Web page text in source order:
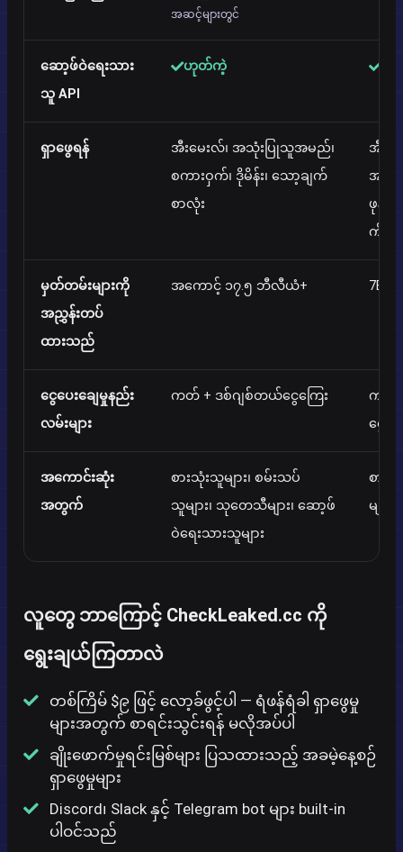
အဆင့်များတွင်
ဆော့ဖ်ဝဲရေးသား
သူ API
ဟုတ်ကဲ့
ရှာဖွေရန်
အီးမေးလ်၊ အသုံးပြုသူအမည်၊
စကားဝှက်၊ ဒိုမိန်း၊ သော့ချက်
စာလုံး
အီးမ
အမည်
ဖုန်း၊
က်ရှ်
မှတ်တမ်းများကို
အညွှန်းတပ်
ထားသည်
အကောင့် ၁၇.၅ ဘီလီယံ+ 7B+
ငွေပေးချေမှုနည်း
လမ်းများ
ကတ် + ဒစ်ဂျစ်တယ်ငွေကြေး
ကတ်
ငွေကြ
အကောင်းဆုံး
အတွက်
စားသုံးသူများ၊ စမ်းသပ်
သူများ၊ သုတေသီများ၊ ဆော့ဖ်
ဝဲရေးသားသူများ
စား
များ
လူတွေ ဘာကြောင့် CheckLeaked.cc ကို
ရွေးချယ်ကြတာလဲ
တစ်ကြိမ် $၉ ဖြင့် လော့ခ်ဖွင့်ပါ — ရံဖန်ရံခါ ရှာဖွေမှု
များအတွက် စာရင်းသွင်းရန် မလိုအပ်ပါ
ချိုးဖောက်မှုရင်းမြစ်များ ပြသထားသည့် အခမဲ့နေ့စဉ်
ရှာဖွေမှုများ
Discord၊ Slack နှင့် Telegram bot များ built-in
ပါဝင်သည်